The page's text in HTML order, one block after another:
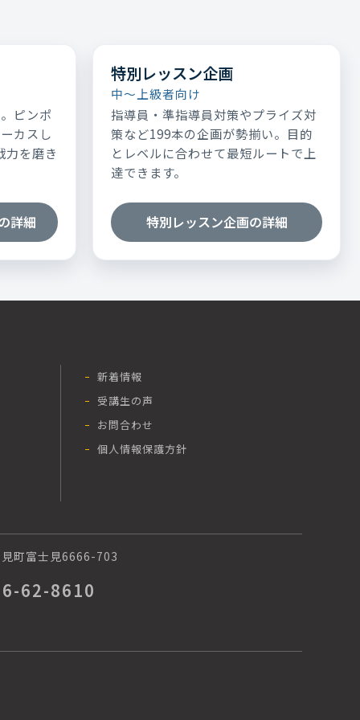
ピンポ
カスし
力を磨き
詳細
特別レッスン企画
中～上級者向け
指導員・準指導員対策やプライズ対
策など199本の企画が勢揃い。目的
とレベルに合わせて最短ルートで上
達できます。
特別レッスン企画の詳細
新着情報
受講生の声
お問合わせ
個人情報保護方針
町富士見6666-703
62-8610